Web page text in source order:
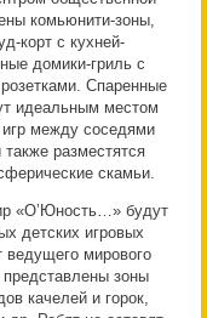
комьюнити-зоны,
корт с кухней-
домики-гриль с
Спаренные
идеальным местом
между соседями
разместятся
скамьи.
«О’Юность…» будут
детских игровых
ведущего мирового
зоны
качелей и горок,